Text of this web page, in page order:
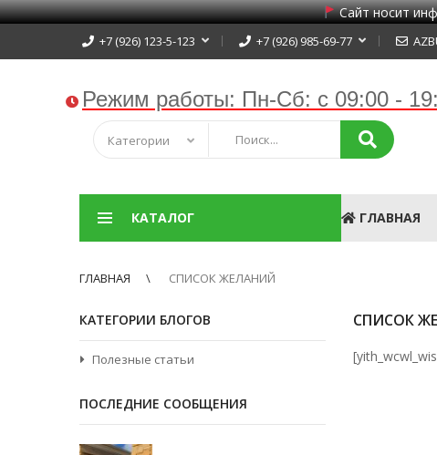
Сайт носит
+7 (926) 123-5-123 +7 (926) 985-69-77
Режим работы: Пн-Сб: с 09:00 -
Категории
КАТАЛОГ ГЛАВНАЯ
ГЛАВНАЯ СПИСОК ЖЕЛАНИЙ
СПИСОК
КАТЕГОРИИ БЛОГОВ
Полезные статьи
ПОСЛЕДНИЕ СООБЩЕНИЯ